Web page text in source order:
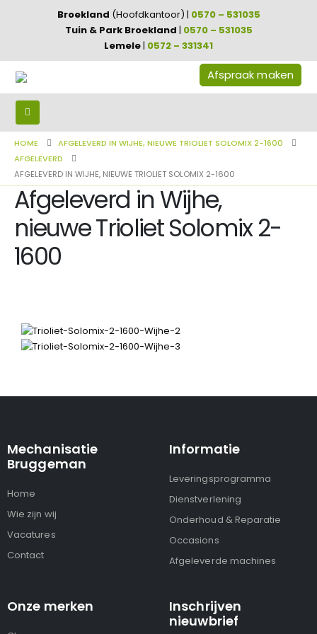
Broekland (Hoofdkantoor) | 0570 – 531035
Tuin & Park Broekland | 0570 – 531035
Lemele| 0572 – 331341
Afspraak maken
HOME
AFGELEVERD IN WIJHE, NIEUWE TRIOLIET SOLOMIX 2-1600
AFGELEVERD
AFGELEVERD IN WIJHE, NIEUWE TRIOLIET SOLOMIX 2-1600
Afgeleverd in Wijhe,
nieuwe Trioliet Solomix 2-
1600
Mechanisatie
Bruggeman
Home
Wie zijn wij
Vacatures
Contact
Informatie
Leveringsprogramma
Dienstverlening
Onderhoud & Reparatie
Occasions
Afgeleverde machines
Onze merken
Inschrijven
nieuwbrief